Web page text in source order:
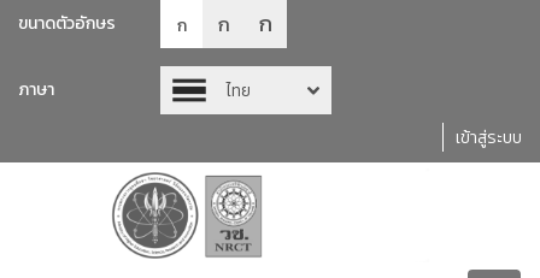
ขนาดตัวอักษร ก ก ก
ภาษา
ไทย
เข้าสู่ระบบ